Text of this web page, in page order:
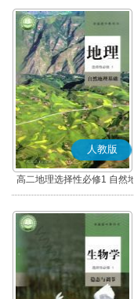
人教版
高二地理选择性必修1 自然地
理基础